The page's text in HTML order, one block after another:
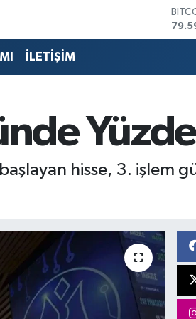
İLETİŞİM
hisse, 3. işlem